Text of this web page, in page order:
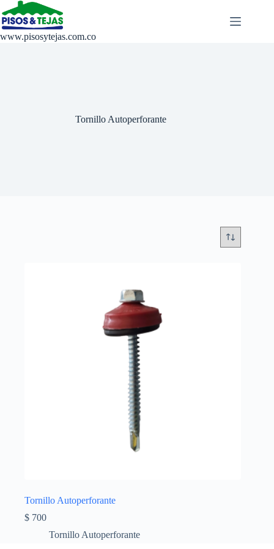
Saltar
al
contenido
www.pisosytejas.com.co
Tornillo Autoperforante
Tornillo Autoperforante
$ 700
Tornillo Autoperforante